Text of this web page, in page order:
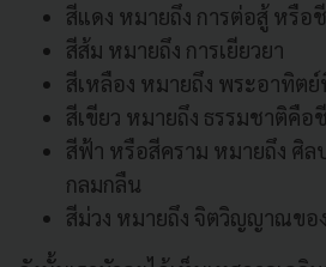
สีแดง หมายถึง การต่อสู้ หรือ
สีส้ม หมายถึง การเยียวยา
สีเหลือง หมายถึง พระอาทิตย์
สีเขียว หมายถึง ธรรมชาติคือ
สีฟ้า หรือสีคราม หมายถึง ศิล
กลมกลืน
สีม่วง หมายถึง จิตวิญญาณของ